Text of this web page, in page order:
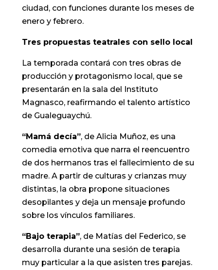
ciudad, con funciones durante los meses de
enero y febrero.
Tres propuestas teatrales con sello local
La temporada contará con tres obras de
producción y protagonismo local, que se
presentarán en la sala del Instituto
Magnasco, reafirmando el talento artístico
de Gualeguaychú.
“Mamá decía”, de Alicia Muñoz, es una
comedia emotiva que narra el reencuentro
de dos hermanos tras el fallecimiento de su
madre. A partir de culturas y crianzas muy
distintas, la obra propone situaciones
desopilantes y deja un mensaje profundo
sobre los vínculos familiares.
“Bajo terapia”, de Matías del Federico, se
desarrolla durante una sesión de terapia
muy particular a la que asisten tres parejas.